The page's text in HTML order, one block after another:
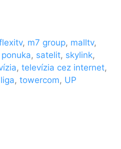
, m7 group, malltv,
, satelit, skylink,
, televízia cez internet,
, towercom, UP